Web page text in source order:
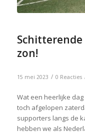
zon!
15 mei 2023 / 0 Reacties
Wat een heerlijke
toch afgelopen
supporters langs de
hebben we als